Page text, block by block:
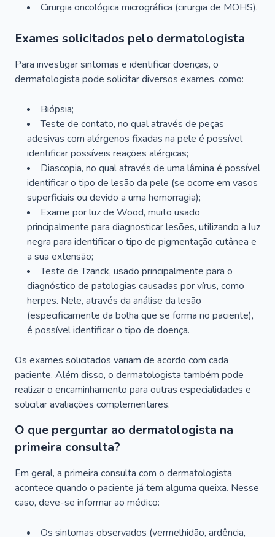
Cirurgia oncológica micrográfica (cirurgia de MOHS).
Exames solicitados pelo dermatologista
Para investigar sintomas e identificar doenças, o
dermatologista pode solicitar diversos exames, como:
Biópsia;
Teste de contato, no qual através de peças
adesivas com alérgenos fixadas na pele é possível
identificar possíveis reações alérgicas;
Diascopia, no qual através de uma lâmina é possível
identificar o tipo de lesão da pele (se ocorre em vasos
superficiais ou devido a uma hemorragia);
Exame por luz de Wood, muito usado
principalmente para diagnosticar lesões, utilizando a luz
negra para identificar o tipo de pigmentação cutânea e
a sua extensão;
Teste de Tzanck, usado principalmente para o
diagnóstico de patologias causadas por vírus, como
herpes. Nele, através da análise da lesão
(especificamente da bolha que se forma no paciente),
é possível identificar o tipo de doença.
Os exames solicitados variam de acordo com cada
paciente. Além disso, o dermatologista também pode
realizar o encaminhamento para outras especialidades e
solicitar avaliações complementares.
O que perguntar ao dermatologista na
primeira consulta?
Em geral, a primeira consulta com o dermatologista
acontece quando o paciente já tem alguma queixa. Nesse
caso, deve-se informar ao médico:
Os sintomas observados (vermelhidão, ardência,